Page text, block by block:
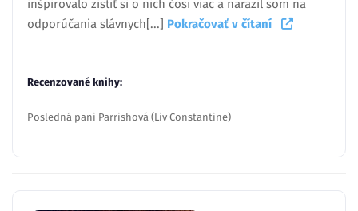
inšpirovalo zistiť si o nich čosi viac a narazil som na
odporúčania slávnych[...] Pokračovať v čítaní
Recenzované knihy:
Posledná pani Parrishová (Liv Constantine)